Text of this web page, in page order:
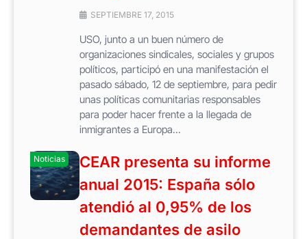
SEPTIEMBRE 17, 2015
USO, junto a un buen número de
organizaciones sindicales, sociales y grupos
políticos, participó en una manifestación el
pasado sábado, 12 de septiembre, para pedir
unas políticas comunitarias responsables
para poder hacer frente a la llegada de
inmigrantes a Europa...
Noticias
CEAR presenta su informe
anual 2015: España sólo
atendió al 0,95% de los
demandantes de asilo